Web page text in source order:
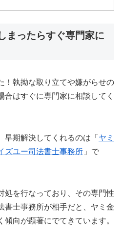
まったらすぐ専門家に
！執拗な取り立てや嫌がらせの
合はすぐに専門家に相談してく
期解決してくれるのは「 ヤミ
ズユー司法書士事務所 」で
処を行なっており、その専門性
書士事務所が相手だと、ヤミ金
向が顕著にでてきています。